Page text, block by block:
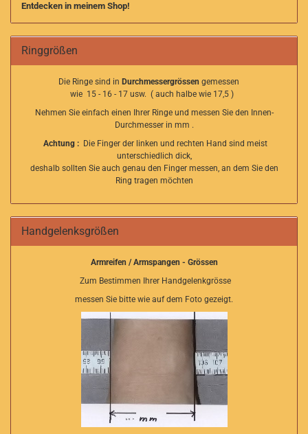
Entdecken in meinem Shop!
Ringgrößen
Die Ringe sind in Durchmessergrössen gemessen
wie 15 - 16 - 17 usw. ( auch halbe wie 17,5 )
Nehmen Sie einfach einen Ihrer Ringe und messen Sie den Innen-
Durchmesser in mm .
Achtung : Die Finger der linken und rechten Hand sind meist
unterschiedlich dick,
deshalb sollten Sie auch genau den Finger messen, an dem Sie den
Ring tragen möchten
Handgelenksgrößen
Armreifen / Armspangen - Grössen
Zum Bestimmen Ihrer Handgelenkgrösse
messen Sie bitte wie auf dem Foto gezeigt.